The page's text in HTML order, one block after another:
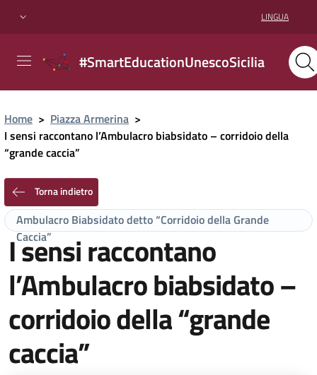
LINGUA
#SmartEducationUnescoSicilia
Home > Piazza Armerina >
I sensi raccontano l’Ambulacro biabsidato – corridoio della
“grande caccia”
Torna indietro
Ambulacro Biabsidato detto “Corridoio della Grande
Caccia”
I sensi raccontano
l’Ambulacro biabsidato –
corridoio della “grande
caccia”